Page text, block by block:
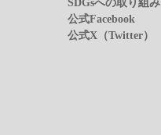
公式Facebook
公式X（Twitter）